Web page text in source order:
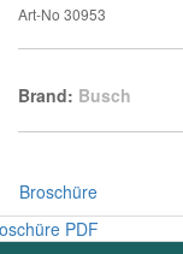
Art-No 30953
Brand: Busch
Broschüre
PDF